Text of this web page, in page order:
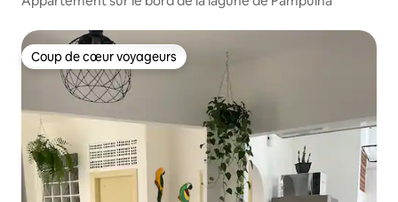
Coup de cœur voyageurs
Coup de cœur voyageurs